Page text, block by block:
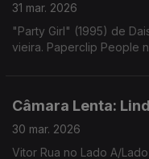
31 mar. 2026
"Party Girl" (1995) de
vieira. Paperclip People
Câmara Lenta:
30 mar. 2026
Vitor Rua no Lado A/